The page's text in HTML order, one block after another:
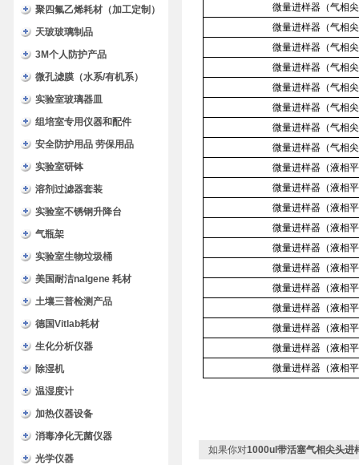
聚四氟乙烯耗材（加工定制）
天玻玻璃制品
3M个人防护产品
微孔滤膜（水系/有机系）
实验室玻璃器皿
组培室专用仪器和配件
安全防护用品 劳保用品
实验室研钵
溶剂过滤器套装
实验室不锈钢升降台
气瓶架
实验室生物垃圾桶
美国耐洁nalgene 耗材
土壤三普检测产品
德国Vitlab耗材
生化分析仪器
除湿机
温湿度计
加热仪器设备
消毒净化无菌仪器
光学仪器
微量进样器（气相
微量进样器（气相
微量进样器（气相
微量进样器（气相
微量进样器（气相
微量进样器（气相
微量进样器（气相
微量进样器（气相
微量进样器（液相
微量进样器（液相
微量进样器（液相
微量进样器（液相
微量进样器（液相
微量进样器（液相
微量进样器（液相
微量进样器（液相
微量进样器（液相
微量进样器（液相
微量进样器（液相
如果你对1000ul带活塞气相尖头进